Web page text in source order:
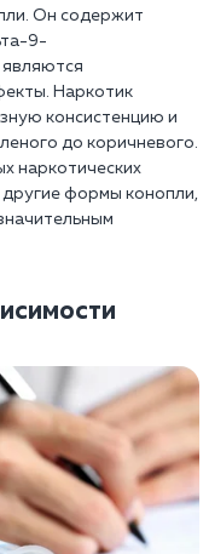
Он содержит
9-
Наркотик
консистенцию и
до коричневого.
наркотических
формы конопли,